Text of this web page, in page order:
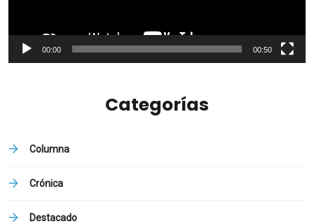
00:00 00:50
Categorías
Columna
Crónica
Destacado